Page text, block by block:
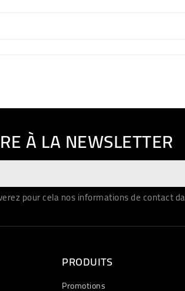
À LA NEWSLETTER
pour cela nos informations de contact
PRODUITS
Promotions